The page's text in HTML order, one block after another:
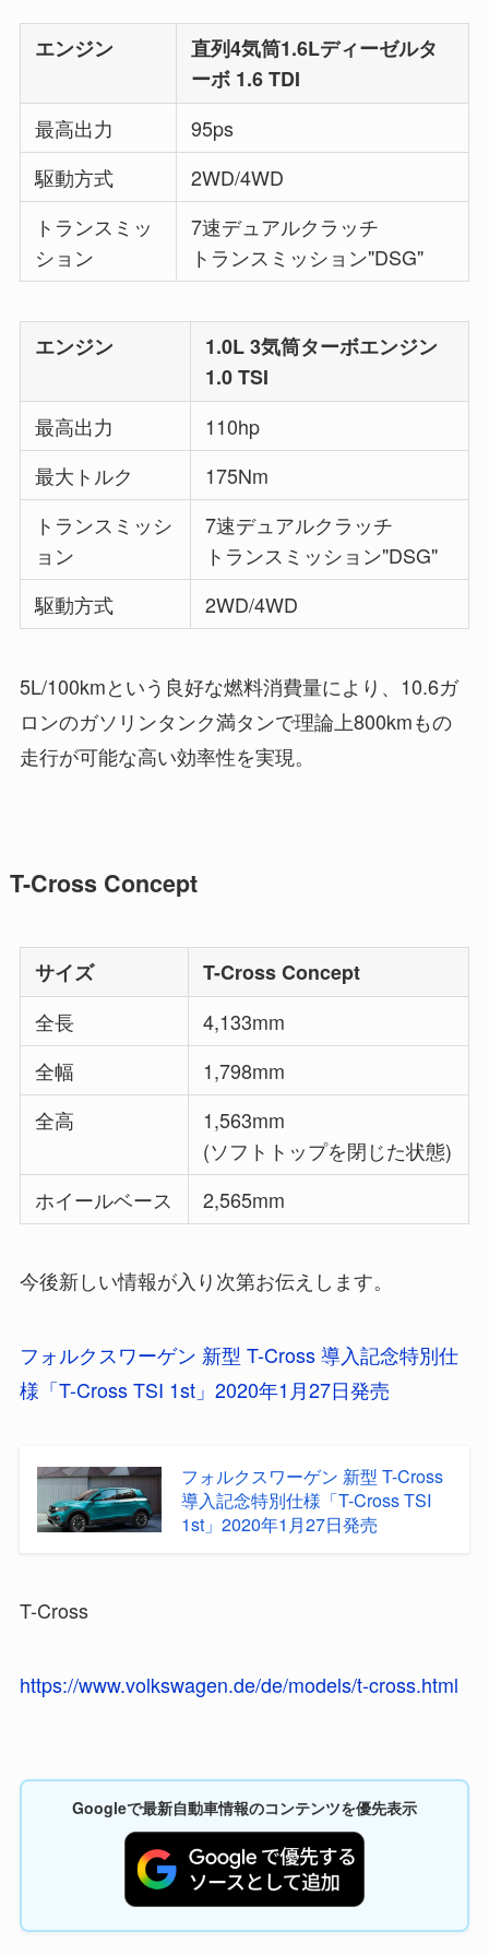
エンジン
直列4気筒1.6Lディーゼルタ
ーボ 1.6 TDI
最高出力
95ps
駆動方式
2WD/4WD
トランスミッ
ション
7速デュアルクラッチ
トランスミッション"DSG"
エンジン
1.0L 3気筒ターボエンジン
1.0 TSI
最高出力
110hp
最大トルク
175Nm
トランスミッシ
ョン
7速デュアルクラッチ
トランスミッション"DSG"
駆動方式
2WD/4WD
5L/100kmという良好な燃料消費量により、10.6ガ
ロンのガソリンタンク満タンで理論上800kmもの
走行が可能な高い効率性を実現。
T-Cross Concept
サイズ
T-Cross Concept
全長
4,133mm
全幅
1,798mm
全高
1,563mm
(ソフトトップを閉じた状態)
ホイールベース
2,565mm
今後新しい情報が入り次第お伝えします。
フォルクスワーゲン 新型 T-Cross 導入記念特別仕
様「T-Cross TSI 1st」2020年1月27日発売
フォルクスワーゲン 新型 T-Cross
導入記念特別仕様「T-Cross TSI
1st」2020年1月27日発売
T-Cross
https://www.volkswagen.de/de/models/t-cross.html
Googleで最新自動車情報のコンテンツを優先表示